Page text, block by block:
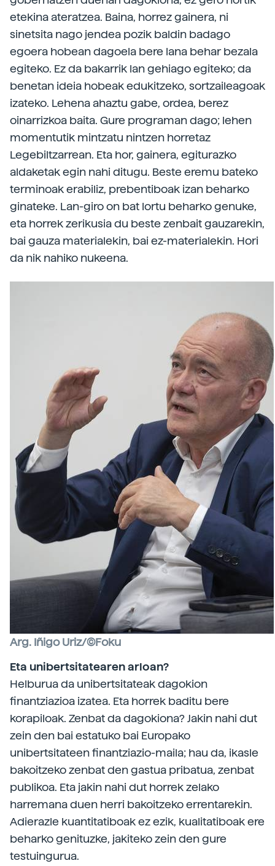
etekina ateratzea. Baina, horrez gainera, ni
sinetsita nago jendea pozik baldin badago
egoera hobean dagoela bere lana behar bezala
egiteko. Ez da bakarrik lan gehiago egiteko; da
benetan ideia hobeak edukitzeko, sortzaileagoak
izateko. Lehena ahaztu gabe, ordea, berez
oinarrizkoa baita. Gure programan dago; lehen
momentutik mintzatu nintzen horretaz
Legebiltzarrean. Eta hor, gainera, egiturazko
aldaketak egin nahi ditugu. Beste eremu bateko
terminoak erabiliz, prebentiboak izan beharko
ginateke. Lan-giro on bat lortu beharko genuke,
eta horrek zerikusia du beste zenbait gauzarekin,
bai gauza materialekin, bai ez-­materialekin. Hori
da nik nahiko nukeena.
Arg. Iñigo Uriz/©Foku
Eta unibertsitatearen arloan?
Helburua da unibertsitateak dagokion
finantziazioa izatea. Eta horrek baditu bere
korapiloak. Zenbat da dagokiona? Jakin nahi dut
zein den bai estatuko bai Europako
unibertsitateen finantziazio-maila; hau da, ikasle
bakoitzeko zenbat den gastua pribatua, zenbat
publikoa. Eta jakin nahi dut horrek zelako
harremana duen herri bakoitzeko errentarekin.
Adierazle kuantitatiboak ez ezik, kualitatiboak ere
beharko genituzke, jakiteko zein den gure
testuingurua.